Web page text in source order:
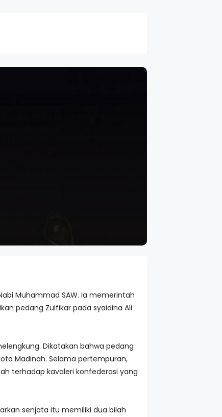
Muhammad SAW. Ia memerintah
pedang Zulfikar pada syaidina Ali
Dikatakan bahwa pedang
Madinah. Selama pertempuran,
terhadap kavaleri konfederasi yang
senjata itu memiliki dua bilah